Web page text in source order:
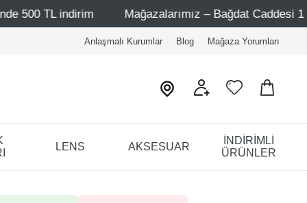
Mağazalarımız – Bağdat Caddesi 1 - Bağdat
Anlaşmalı Kurumlar Blog Mağaza Yorumları
LENS AKSESUAR
İNDİRİMLİ
ÜRÜNLER